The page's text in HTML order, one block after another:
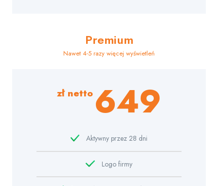
Premium
Nawet 4-5 razy więcej wyświetleń
zł netto 649
Aktywny przez 28 dni
Logo firmy